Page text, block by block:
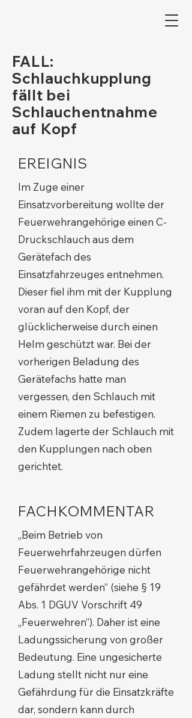
FALL:
Schlauchkupplung
fällt bei
Schlauchentnahme
auf Kopf
EREIGNIS
Im Zuge einer
Einsatzvorbereitung wollte der
Feuerwehrangehörige einen C-
Druckschlauch aus dem
Gerätefach des
Einsatzfahrzeuges entnehmen.
Dieser fiel ihm mit der Kupplung
voran auf den Kopf, der
glücklicherweise durch einen
Helm geschützt war. Bei der
vorherigen Beladung des
Gerätefachs hatte man
vergessen, den Schlauch mit
einem Riemen zu befestigen.
Zudem lagerte der Schlauch mit
den Kupplungen nach oben
gerichtet.
FACHKOMMENTAR
„Beim Betrieb von
Feuerwehrfahrzeugen dürfen
Feuerwehrangehörige nicht
gefährdet werden“ (siehe § 19
Abs. 1 DGUV Vorschrift 49
„Feuerwehren“). Daher ist eine
Ladungssicherung von großer
Bedeutung. Eine ungesicherte
Ladung stellt nicht nur eine
Gefährdung für die Einsatzkräfte
dar, sondern kann durch